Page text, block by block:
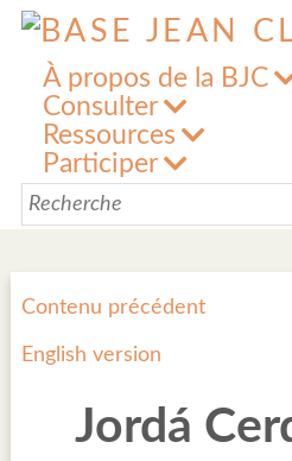
À propos de la BJC
Consulter
Ressources
Participer
Contenu précédent
English version
Jordá